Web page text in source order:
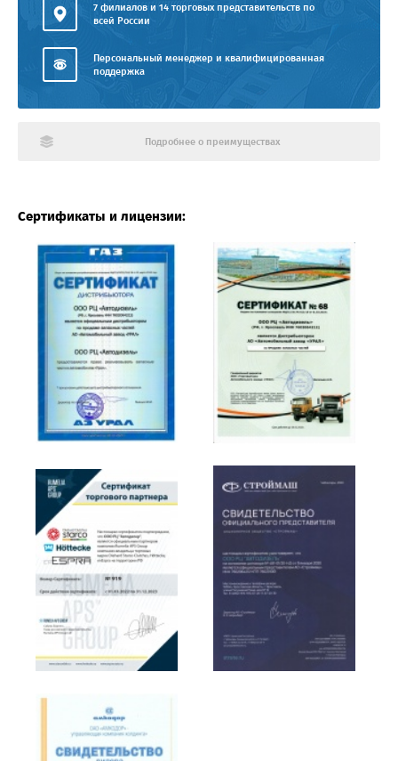
7 филиалов и 14 торговых представительств по
всей России
Персональный менеджер и квалифицированная
поддержка
Подробнее о преимуществах
Сертификаты и лицензии: